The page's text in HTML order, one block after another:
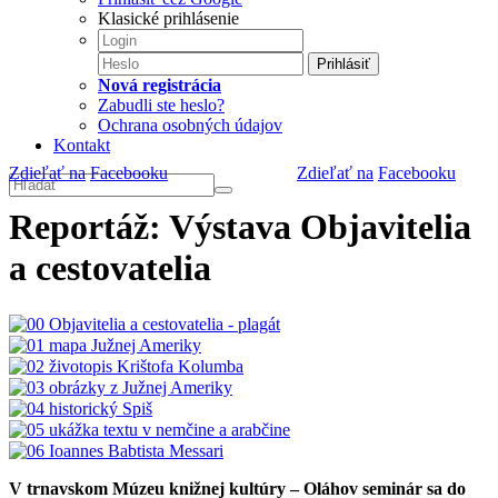
Klasické prihlásenie
Prihlásiť
Nová registrácia
Zabudli ste heslo?
Ochrana osobných údajov
Kontakt
Zdieľať na Facebooku
Zdieľať na Facebooku
Reportáž: Výstava Objavitelia
a cestovatelia
V trnavskom Múzeu knižnej kultúry – Oláhov seminár sa do